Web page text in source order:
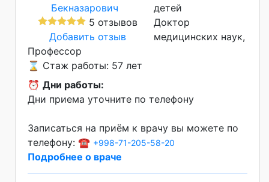
5 отзывов
Добавить отзыв
детей
Доктор
медицинских наук
Профессор
⌛ Стаж работы: 57 лет
⏰ Дни работы:
Дни приема уточните по телефону
Записаться на приём к врачу вы можете по
телефону: ☎️ +998-71-205-58-20
Подробнее о враче